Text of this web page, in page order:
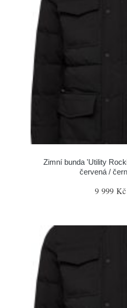
Zimní bunda 'Utility
červená /
9 999 Kč